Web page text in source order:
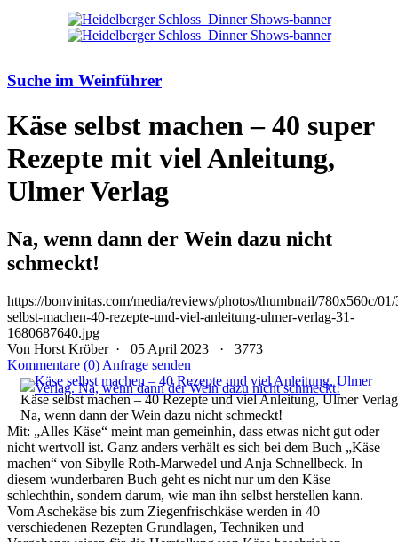
Suche im Weinführer
Käse selbst machen – 40 super
Rezepte mit viel Anleitung,
Ulmer Verlag
Na, wenn dann der Wein dazu nicht
schmeckt!
https://bonvinitas.com/media/reviews/photos/thumbnail/780x560c/01/
selbst-machen-40-rezepte-und-viel-anleitung-ulmer-verlag-31-
1680687640.jpg
Von Horst Kröber · 05 April 2023 ·
3773
Kommentare (0) Anfrage senden
Käse selbst machen – 40 Rezepte und viel Anleitung, Ulmer
Na, wenn dann der Wein dazu nicht schmeckt!
Mit: „Alles Käse“ meint man gemeinhin, dass etwas nicht gut oder
nicht wertvoll ist. Ganz anders verhält es sich bei dem Buch „Käse
machen“ von Sibylle Roth-Marwedel und Anja Schnellbeck. In
diesem wunderbaren Buch geht es nicht nur um den Käse
schlechthin, sondern darum, wie man ihn selbst herstellen kann.
Vom Aschekäse bis zum Ziegenfrischkäse werden in 40
verschiedenen Rezepten Grundlagen, Techniken und